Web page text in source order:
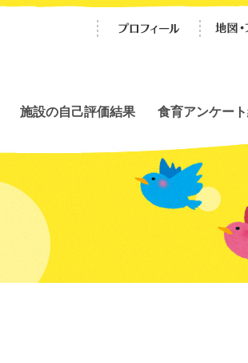
施設の自己評価結果 食育アンケー